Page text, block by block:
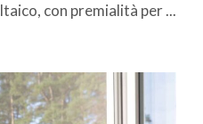
con premialità per ...